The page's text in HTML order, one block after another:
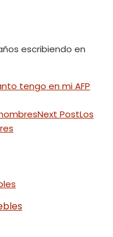
escribiendo en
tengo en mi AFP
Next PostLos